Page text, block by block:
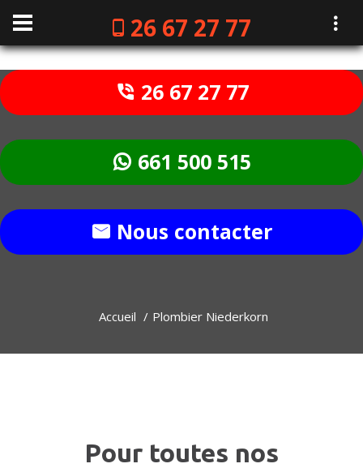
26 67 27 77
26 67 27 77
661 500 515
Nous contacter
Accueil Plombier Niederkorn
Pour toutes nos